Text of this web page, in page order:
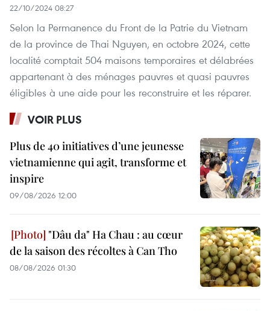
22/10/2024 08:27
Selon la Permanence du Front de la Patrie du Vietnam
de la province de Thai Nguyen, en octobre 2024, cette
localité comptait 504 maisons temporaires et délabrées
appartenant à des ménages pauvres et quasi pauvres
éligibles à une aide pour les reconstruire et les réparer.
VOIR PLUS
Plus de 40 initiatives d’une jeunesse
vietnamienne qui agit, transforme et
inspire
09/08/2026 12:00
"Dâu da" Ha Chau : au cœur
de la saison des récoltes à Can Tho
08/08/2026 01:30